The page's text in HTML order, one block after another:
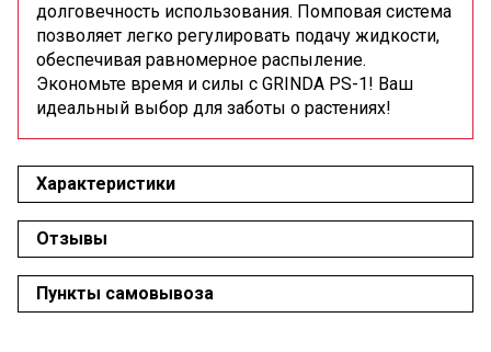
долговечность использования. Помповая система
позволяет легко регулировать подачу жидкости,
обеспечивая равномерное распыление.
Экономьте время и силы с GRINDA PS-1! Ваш
идеальный выбор для заботы о растениях!
Характеристики
Отзывы
Пункты самовывоза